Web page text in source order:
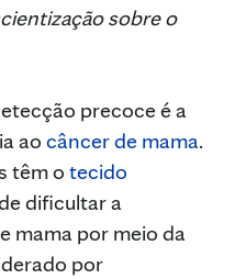
sobre o
precoce é a
ao câncer de mama.
têm o tecido
dificultar a
mama por meio da
por